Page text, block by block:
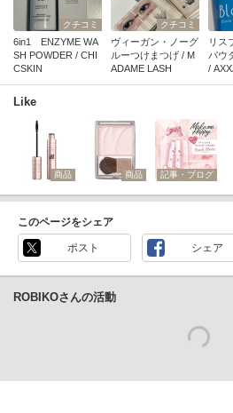
クチコミ
6in1 ENZYME WA
SH POWDER / CHI
CSKIN
クチコミ
ヴィーガン・ノーグ
ルーつけまつげ / M
ADAME LASH
リス
パウ
/
Like
商品 商品 記事・ブログ
このページをシェア
ポスト シェア
ROBIKOさんの活動